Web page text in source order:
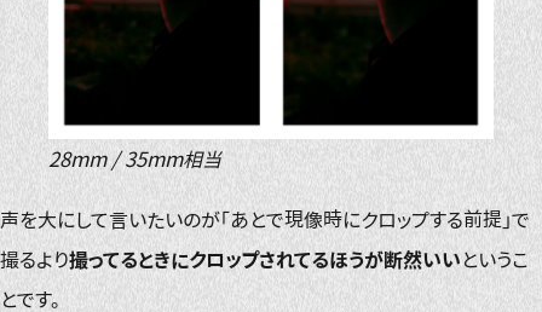
28mm / 35mm相当
声を大にして言いたいのが「あとで現像時にクロップする前提」で
撮るより撮ってるときにクロップされてるほうが断然いい というこ
とです。